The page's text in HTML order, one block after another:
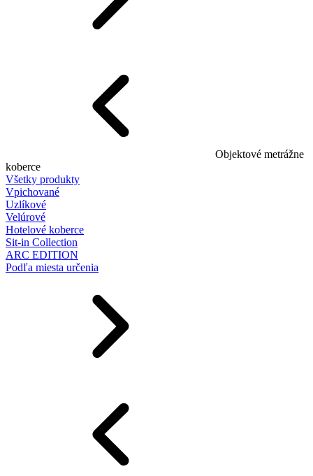
Objektové metrážne
koberce
Všetky produkty
Vpichované
Uzlíkové
Velúrové
Hotelové koberce
Sit-in Collection
ARC EDITION
Podľa miesta určenia